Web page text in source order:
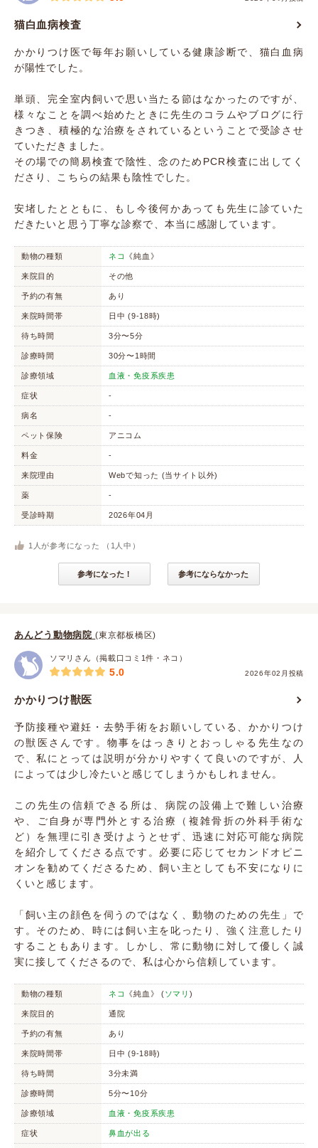
猫白血病検査
かかりつけ医で毎年お願いしている健康診断で、猫白血病
が陽性でした。
単頭、完全室内飼いで思い当たる節はなかったのですが、
様々なことを調べ始めたときに先生のコラムやブログに行
きつき、積極的な治療をされているということで受診させ
ていただきました。
その場での簡易検査で陰性、念のためPCR検査に出してく
ださり、こちらの結果も陰性でした。
安堵したとともに、もし今後何かあっても先生に診ていた
だきたいと思う丁寧な診察で、本当に感謝しています。
動物の種類 ネコ 《純血》
来院目的 その他
予約の有無 あり
来院時間帯 日中 (9-18時)
待ち時間 3分〜5分
診療時間 30分〜1時間
診療領域 血液・免疫系疾患
症状 -
病名 -
ペット保険 アニコム
料金 -
来院理由 Webで知った (当サイト以外)
薬 -
受診時期 2026年04月
1 人が参考になった （ 1 人中）
参考になった！ 参考にならなかった
あんどう動物病院(東京都板橋区)
ソマリさん（掲載口コミ1件・ネコ）
2026年02月投稿
5.0
かかりつけ獣医
予防接種や避妊・去勢手術をお願いしている、かかりつけ
の獣医さんです。物事をはっきりとおっしゃる先生なの
で、私にとっては説明が分かりやすくて良いのですが、人
によっては少し冷たいと感じてしまうかもしれません。
この先生の信頼できる所は、病院の設備上で難しい治療
や、ご自身が専門外とする治療（複雑骨折の外科手術な
ど）を無理に引き受けようとせず、迅速に対応可能な病院
を紹介してくださる点です。必要に応じてセカンドオピニ
オンを勧めてくださるため、飼い主としても不安になりに
くいと感じます。
「飼い主の顔色を伺うのではなく、動物のための先生」で
す。そのため、時には飼い主を叱ったり、強く注意したり
することもあります。しかし、常に動物に対して優しく誠
実に接してくださるので、私は心から信頼しています。
動物の種類 ネコ 《純血》 (ソマリ )
来院目的 通院
予約の有無 あり
来院時間帯 日中 (9-18時)
待ち時間 3分未満
診療時間 5分〜10分
診療領域 血液・免疫系疾患
症状 鼻血が出る